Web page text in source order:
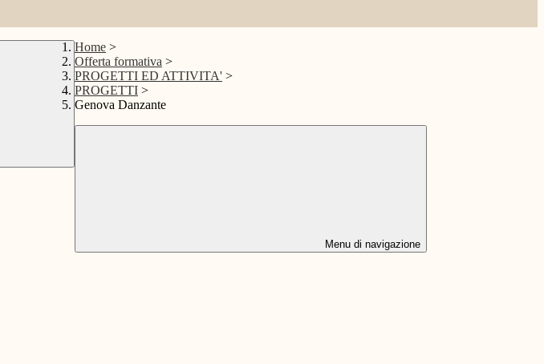
Home >
Offerta formativa >
PROGETTI ED ATTIVITA' >
PROGETTI >
Genova Danzante
Menu di navigazione